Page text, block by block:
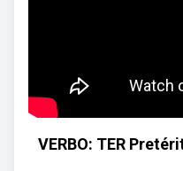
VERBO: TER